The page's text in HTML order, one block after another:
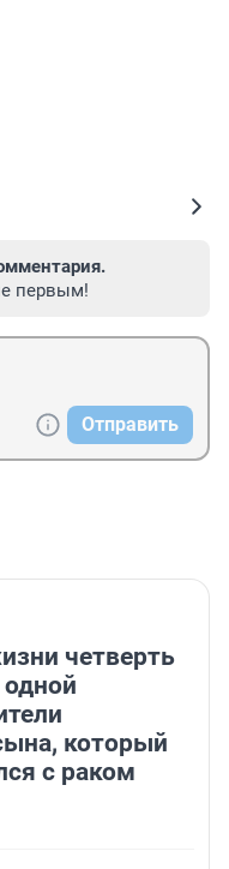
первым!
Отправить
четверть
который
с раком